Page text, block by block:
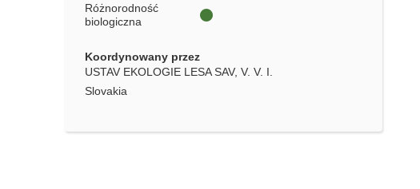
Różnorodność
biologiczna
Koordynowany przez
USTAV EKOLOGIE LESA SAV, V. V. I.
Slovakia